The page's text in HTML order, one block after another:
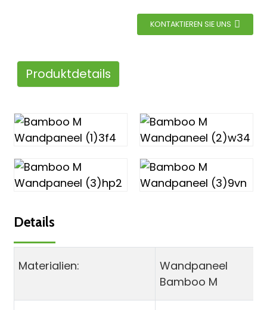
KONTAKTIEREN SIE UNS
Produktdetails
Details
Materialien:
Wandpaneel
Bamboo M